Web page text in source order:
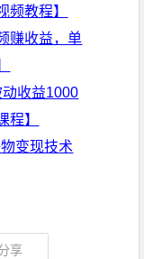
频教程】
赚收益，单
收益1000
程】
变现技术
享